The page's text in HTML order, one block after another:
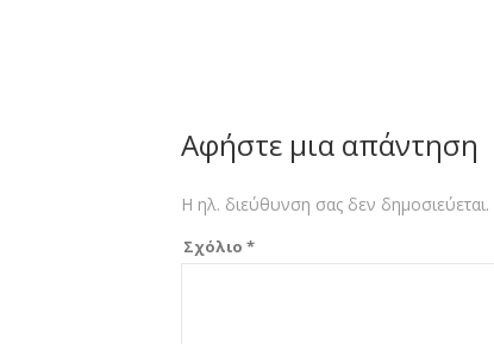
Αφήστε μια απάντηση
Η ηλ. διεύθυνση σας δεν δημοσιεύεται.
Σχόλιο *